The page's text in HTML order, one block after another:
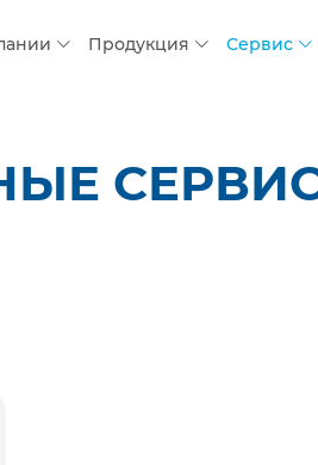
Продукция Сервис